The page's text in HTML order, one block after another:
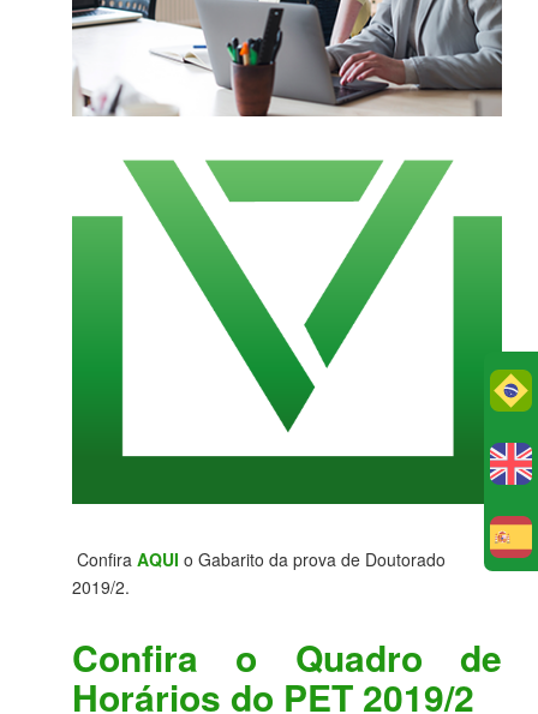
Confira AQUI o Gabarito da prova de Doutorado
2019/2.
Confira o Quadro de
Horários do PET 2019/2